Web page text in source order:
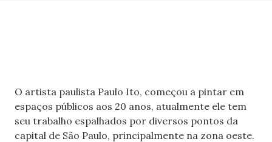
O artista paulista Paulo Ito, começou a pintar em
espaços públicos aos 20 anos, atualmente ele tem
seu trabalho espalhados por diversos pontos da
capital de São Paulo, principalmente na zona oeste.